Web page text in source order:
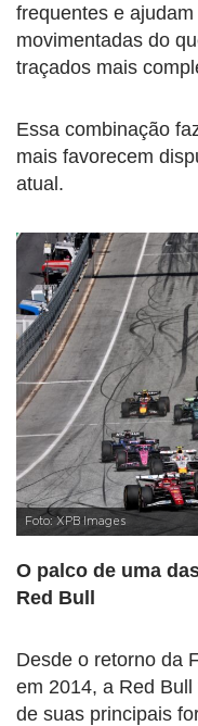
frequentes e
movimentadas do
traçados mais
Essa combinação
mais favorecem
atual.
Foto: XPB Images
O palco de uma
Red Bull
Desde o retorno da
em 2014, a Red
de suas principais